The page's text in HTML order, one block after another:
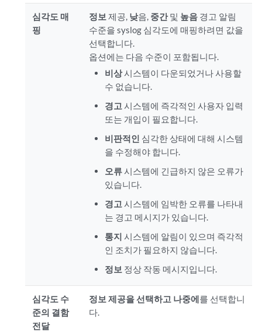
심각도 매
핑
정보 제공, 낮음, 중간및 높음경고 알림
수준을 syslog 심각도에 매핑하려면 값을
선택합니다.
옵션에는 다음 수준이 포함됩니다.
비상시스템이 다운되었거나 사용할
수 없습니다.
경고 시스템에 즉각적인 사용자 입력
또는 개입이 필요합니다.
비판적인 심각한 상태에 대해 시스템
을 수정해야 합니다.
오류시스템에 긴급하지 않은 오류가
있습니다.
경고 시스템에 임박한 오류를 나타내
는 경고 메시지가 있습니다.
통지 시스템에 알림이 있으며 즉각적
인 조치가 필요하지 않습니다.
정보 정상 작동 메시지입니다.
심각도 수
준의 결함
전달
정보 제공을 선택하고 나중에를 선택합니
다.